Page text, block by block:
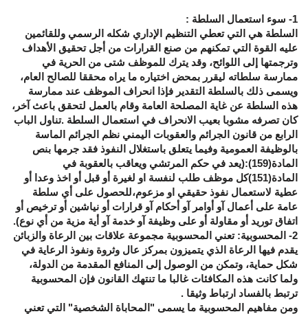
1- سوء استعمال السلطة :
السلطة هي التي تعطي التنظيم الإداري شكله الرسمي وللقائمين
عليه القوة التي تمكنهم من صنع القرارات من أجل تحقيق الأهداف
وترجمتها إلى اللوائح، وقد يترك للموظف شتى من الحرية في
ممارسة سلطاته ليقرر بمحض اختياره ما يراه محققا للصالح العام،
ويسمى ذلك بالسلطة التقدير فإذا انحراف الموظف عند ممارسة
هذه السلطة عن غاية المصلحة العامة وقام بالعمل لتحقق باعث آخر،
كان تصرفه مشوبا بعيب الانحراف في استعمال السلطة .تناول الباب
الرابع من قانون الجرائم والعقوبات اليمني نظم الجرائم الماسة
بالوظيفة العمومية وفيما يتعلق باستغلال النفوذ فقد جرمها بنص
المادة(159):(يعد في حكم المرتشي ويعاقب بالعقوبة في
المادة(151)كل موظف طلب لنفسة او لغيرة أو قبل أو اخذ وعدا أو
عطية لاستعمال نفوذ حقيقي او مزعوم،للحصول على أي سلطة
عامة على أعمال آو أوامر آو أحكام آو قرارات أو نياشين أو ترخيص أو
اتفاق توريد أو مقاولة أو على وظيفة آو خدمة آو أية مزية من أي نوع).
2- المحسوبية: تعني المحسوبية مجموعة علاقات بين الرعاة والزبائن
يقدم فيها الرعاة الذي يتميزون بمركز عال وثروة ونفوذ الرعاية في
شكل حماية، وتمكن من الوصول إلى المنافع المقدمة من الدولة،
ولما كانت هذه المكافئات غالبا ما تنتهك القانون فإن المحسوبية
ترتبط بالفساد ارتباط وثيقا .
ومن مفاهيم المحسوبية ما يسمى "المحاباة الشخصية" التي تعني